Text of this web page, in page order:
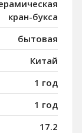
кран-букса
бытовая
Китай
1 год
1 год
17.2